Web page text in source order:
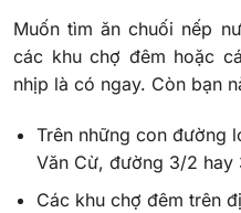
Muốn tìm ăn chuối nếp
các khu chợ đêm hoặc
nhịp là có ngay. Còn bạn
Trên những con đường
Văn Cừ, đường 3/2 hay
Các khu chợ đêm trên